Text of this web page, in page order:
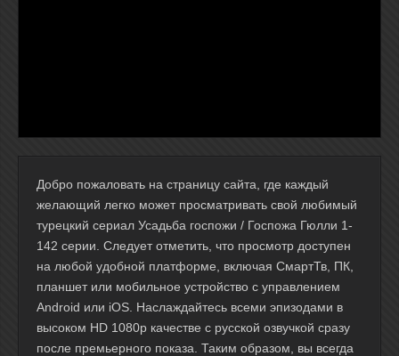
Добро пожаловать на страницу сайта, где каждый
желающий легко может просматривать свой любимый
турецкий сериал Усадьба госпожи / Госпожа Гюлли 1-
142 серии. Следует отметить, что просмотр доступен
на любой удобной платформе, включая СмартТв, ПК,
планшет или мобильное устройство с управлением
Android или iOS. Наслаждайтесь всеми эпизодами в
высоком HD 1080p качестве с русской озвучкой сразу
после премьерного показа. Таким образом, вы всегда